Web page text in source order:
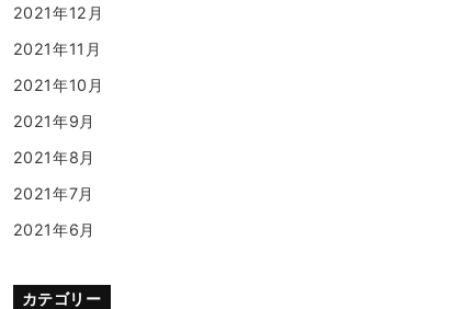
2021年12月
2021年11月
2021年10月
2021年9月
2021年8月
2021年7月
2021年6月
カテゴリー